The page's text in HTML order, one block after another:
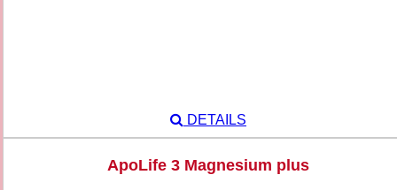
DETAILS
ApoLife 3 Magnesium plus